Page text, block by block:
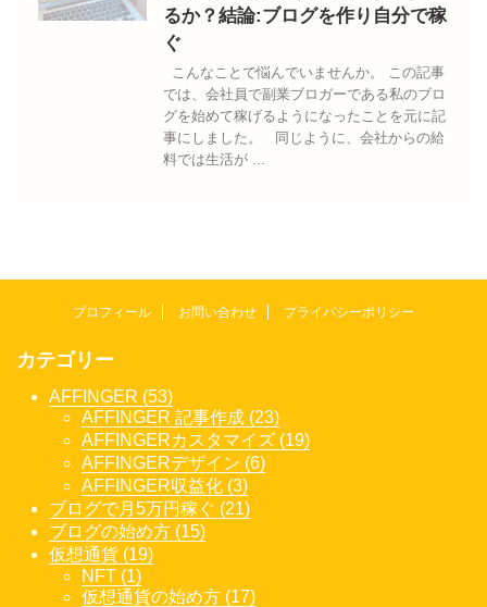
るか？結論:ブログを作り自分で稼
ぐ
こんなことで悩んでいませんか。 この記事
では、会社員で副業ブロガーである私のブロ
グを始めて稼げるようになったことを元に記
事にしました。 同じように、会社からの給
料では生活が ...
プロフィール お問い合わせ プライバシーポリシー
カテゴリー
AFFINGER (53)
AFFINGER 記事作成 (23)
AFFINGERカスタマイズ (19)
AFFINGERデザイン (6)
AFFINGER収益化 (3)
ブログで月5万円稼ぐ (21)
ブログの始め方 (15)
仮想通貨 (19)
NFT (1)
仮想通貨の始め方 (17)